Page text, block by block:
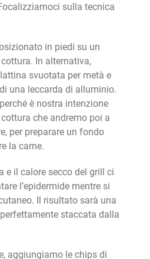
sulla tecnica
in piedi su un
In alternativa,
svuotata per metà e
una leccarda di alluminio.
è nostra intenzione
che andremo poi a
per preparare un fondo
la carne.
e il calore secco del grill ci
l’epidermide mentre si
Il risultato sarà una
staccata dalla
aggiungiamo le chips di